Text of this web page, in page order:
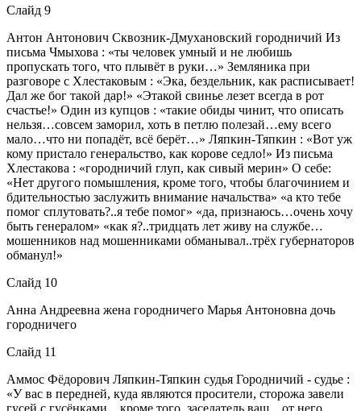
Слайд 9
Антон Антонович Сквозник-Дмухановский городничий Из
письма Чмыхова : «ты человек умный и не любишь
пропускать того, что плывёт в руки…» Земляника при
разговоре с Хлестаковым : «Эка, бездельник, как расписывает!
Дал же бог такой дар!» «Этакой свинье лезет всегда в рот
счастье!» Один из купцов : «такие обиды чинит, что описать
нельзя…совсем заморил, хоть в петлю полезай…ему всего
мало…что ни попадёт, всё берёт…» Ляпкин-Тяпкин : «Вот уж
кому пристало генеральство, как корове седло!» Из письма
Хлестакова : «городничий глуп, как сивый мерин» О себе:
«Нет другого помышления, кроме того, чтобы благочинием и
бдительностью заслужить внимание начальства» «а кто тебе
помог сплутовать?..я тебе помог» «да, признаюсь…очень хочу
быть генералом» «как я?..тридцать лет живу на службе…
мошенников над мошенниками обманывал..трёх губернаторов
обманул!»
Слайд 10
Анна Андреевна жена городничего Марья Антоновна дочь
городничего
Слайд 11
Аммос Фёдорович Ляпкин-Тяпкин судья Городничий - судье :
«У вас в передней, куда являются просители, сторожа завели
гусей с гусёнками…кроме того, заседатель ваш…от него